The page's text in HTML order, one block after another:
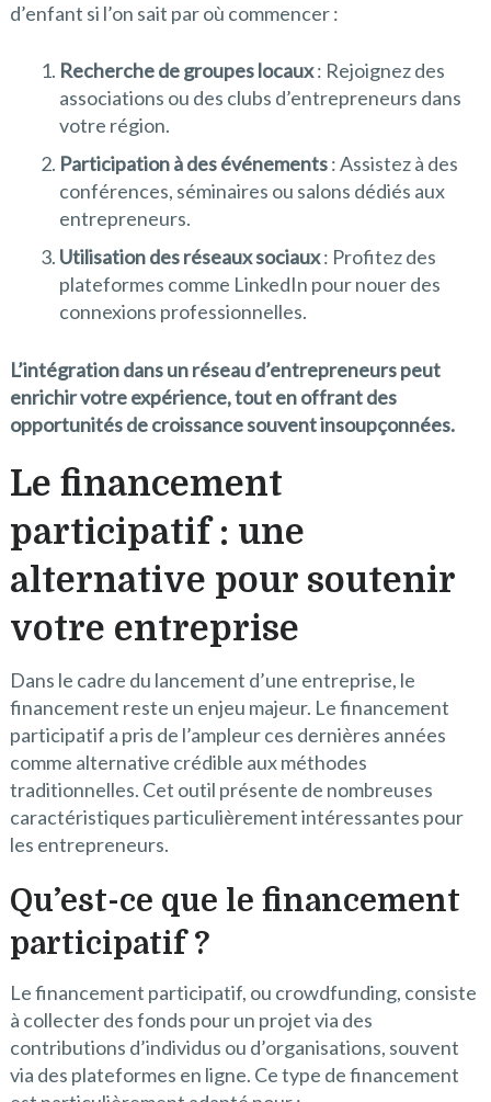
d’enfant si l’on sait par où commencer :
Recherche de groupes locaux: Rejoignez des
associations ou des clubs d’entrepreneurs dans
votre région.
Participation à des événements: Assistez à des
conférences, séminaires ou salons dédiés aux
entrepreneurs.
Utilisation des réseaux sociaux: Profitez des
plateformes comme LinkedIn pour nouer des
connexions professionnelles.
L’intégration dans un réseau d’entrepreneurs peut
enrichir votre expérience, tout en offrant des
opportunités de croissance souvent insoupçonnées.
Le financement
participatif : une
alternative pour soutenir
votre entreprise
Dans le cadre du lancement d’une entreprise, le
financement reste un enjeu majeur. Le financement
participatif a pris de l’ampleur ces dernières années
comme alternative crédible aux méthodes
traditionnelles. Cet outil présente de nombreuses
caractéristiques particulièrement intéressantes pour
les entrepreneurs.
Qu’est-ce que le financement
participatif ?
Le financement participatif, ou crowdfunding, consiste
à collecter des fonds pour un projet via des
contributions d’individus ou d’organisations, souvent
via des plateformes en ligne. Ce type de financement